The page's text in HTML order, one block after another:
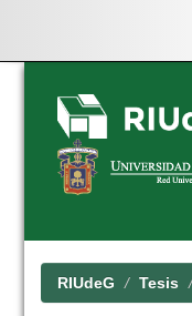
Skip
navigation
RIUdeG Tesis